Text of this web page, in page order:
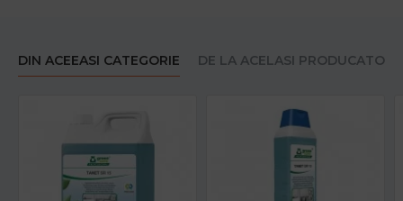
DIN ACEEASI CATEGORIE DE LA ACELASI PRODUCATOR